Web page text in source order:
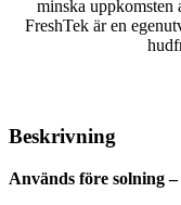
minska uppkomsten
FreshTek är en
Beskrivning
Används före solning